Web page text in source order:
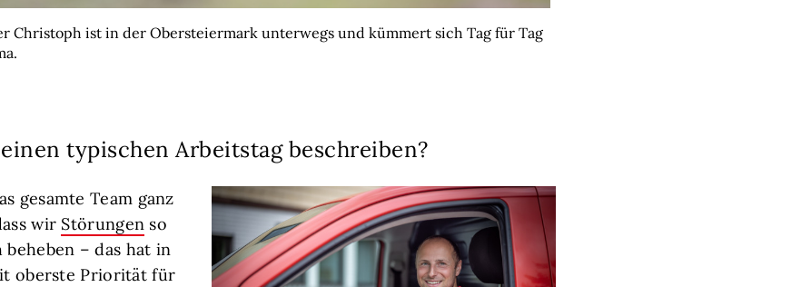
Christoph ist in der Obersteiermark unterwegs und kümmert sich Tag für Tag
typischen Arbeitstag beschreiben?
gesamte Team ganz
wir Störungen so
– das hat in
oberste Priorität für